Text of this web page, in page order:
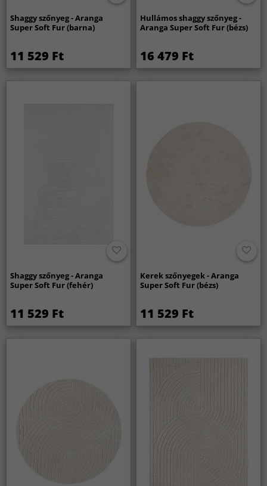
Shaggy szőnyeg - Aranga
Super Soft Fur (barna)
11 529 Ft
Hullámos shaggy szőnyeg -
Aranga Super Soft Fur (bézs)
16 479 Ft
Shaggy szőnyeg - Aranga
Super Soft Fur (fehér)
11 529 Ft
Kerek szőnyegek - Aranga
Super Soft Fur (bézs)
11 529 Ft